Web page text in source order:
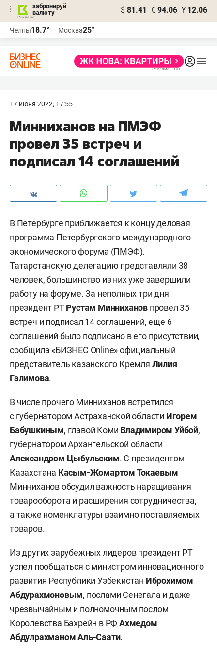
забронируй
валюту
$ 81.41 € 94.06 ¥ 12.06
Челны18.7° Москва25°
17 июня 2022, 17:55
Минниханов на ПМЭФ
провел 35 встреч и
подписал 14 соглашений
В Петербурге приближается к концу деловая
программа Петербургского международного
экономического форума (ПМЭФ).
Татарстанскую делегацию представляли 38
человек, большинство из них уже завершили
работу на форуме. За неполных три дня
президент РТРустам Минниханов провел 35
встреч и подписал 14 соглашений, еще 6
соглашений было подписано в его присутствии,
сообщила «БИЗНЕС Online» официальный
представитель казанского Кремля Лилия
Галимова.
В числе прочего Минниханов встретился
с губернатором Астраханской области Игорем
Бабушкиным, главой Коми Владимиром Уйбой,
губернатором Архангельской области
Александром Цыбульским. С президентом
Казахстана Касым-Жомартом Токаевым
Минниханов обсудил важность наращивания
товарооборота и расширения сотрудничества,
а также номенклатуры взаимно поставляемых
товаров.
Из других зарубежных лидеров президент РТ
успел пообщаться с министром инновационного
развития Республики Узбекистан Иброхимом
Абдурахмоновым, послами Сенегала и даже
чрезвычайным и полномочным послом
Королевства Бахрейн в РФАхмедом
Абдулрахманом Аль-Саати.